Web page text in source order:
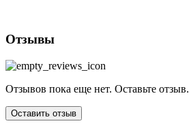
Отзывы
Отзывов пока еще нет. Оставьте отзыв.
Оставить отзыв